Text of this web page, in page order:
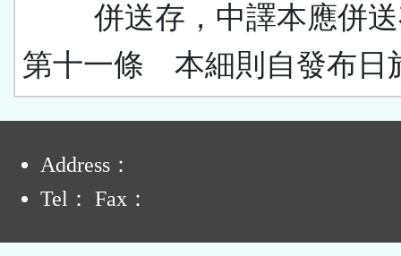
併送存，中譯本應併
第十一條 本細則自發布日
Address：
Tel： Fax：